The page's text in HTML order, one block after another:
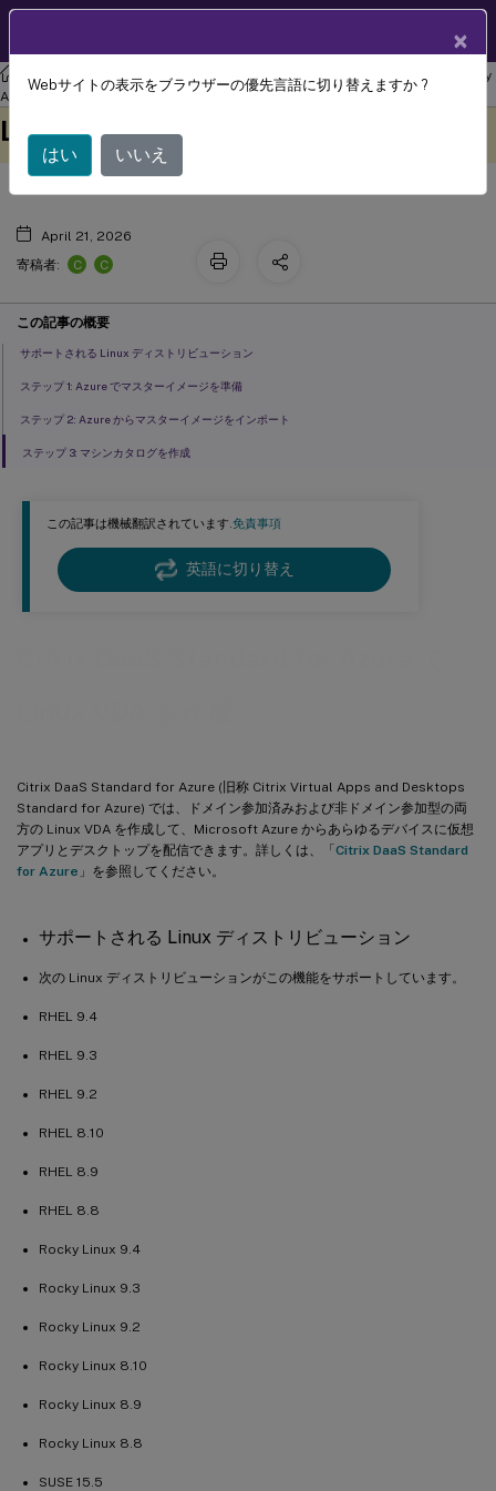
リナックス バーチャル デリバリー エージェント
Linux Virtual Delivery
Agent 2407
この記事は機械翻訳されています.免責事項
英語に切り替え
Citrix DaaS Standard for Azure (旧称 Citrix Virtual Apps and Desktops
Standard for Azure) では、ドメイン参加済みおよび非ドメイン参加型の両
方の Linux VDA を作成して、Microsoft Azure からあらゆるデバイスに仮想
アプリとデスクトップを配信できます。詳しくは、「Citrix DaaS Standard
for Azure 」を参照してください。
サポートされる Linux ディストリビューション
次の Linux ディストリビューションがこの機能をサポートしています。
RHEL 9.4
RHEL 9.3
RHEL 9.2
RHEL 8.10
RHEL 8.9
RHEL 8.8
Rocky Linux 9.4
Rocky Linux 9.3
Rocky Linux 9.2
Rocky Linux 8.10
Rocky Linux 8.9
Rocky Linux 8.8
SUSE 15.5
翻訳されています。
Citrix DaaS Standard for Azure で
Linux VDA を作成
April 21, 2026
寄稿者:
C C
この記事の概要
サポートされる Linux ディストリビューション
ステップ 1: Azure でマスターイメージを準備
ステップ 2: Azure からマスターイメージをインポート
ステップ 3: マシンカタログを作成
×
Webサイトの表示をブラウザーの優先言語に切り替えますか ?
はい いいえ